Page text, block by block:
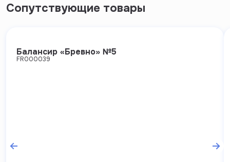
Сопутствующие товары
Балансир «Бревно» №5
FR000039